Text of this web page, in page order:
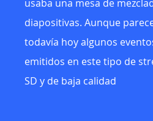
usaba una mesa de
diapositivas. Aunque
todavía hoy algunos
emitidos en este tipo de
SD y de baja calidad